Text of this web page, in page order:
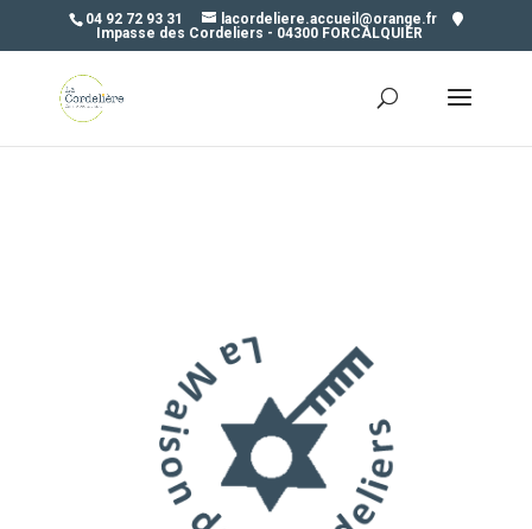
04 92 72 93 31
lacordeliere.accueil@orange.fr
Impasse des Cordeliers - 04300 FORCALQUIER